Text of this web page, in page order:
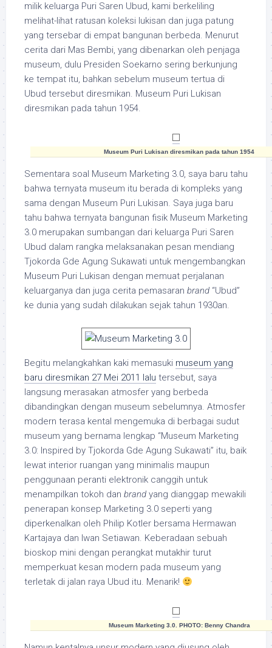
milik keluarga Puri Saren Ubud, kami berkeliling
melihat-lihat ratusan koleksi lukisan dan juga patung
yang tersebar di empat bangunan berbeda. Menurut
cerita dari Mas Bembi, yang dibenarkan oleh penjaga
museum, dulu Presiden Soekarno sering berkunjung
ke tempat itu, bahkan sebelum museum tertua di
Ubud tersebut diresmikan. Museum Puri Lukisan
diresmikan pada tahun 1954.
Museum Puri Lukisan diresmikan pada tahun 1954
Sementara soal Museum Marketing 3.0, saya baru tahu
bahwa ternyata museum itu berada di kompleks yang
sama dengan Museum Puri Lukisan. Saya juga baru
tahu bahwa ternyata bangunan fisik Museum Marketing
3.0 merupakan sumbangan dari keluarga Puri Saren
Ubud dalam rangka melaksanakan pesan mendiang
Tjokorda Gde Agung Sukawati untuk mengembangkan
Museum Puri Lukisan dengan memuat perjalanan
keluarganya dan juga cerita pemasaran brand “Ubud”
ke dunia yang sudah dilakukan sejak tahun 1930an.
Begitu melangkahkan kaki memasuki museum yang
baru diresmikan 27 Mei 2011 lalu tersebut, saya
langsung merasakan atmosfer yang berbeda
dibandingkan dengan museum sebelumnya. Atmosfer
modern terasa kental mengemuka di berbagai sudut
museum yang bernama lengkap “Museum Marketing
3.0: Inspired by Tjokorda Gde Agung Sukawati” itu, baik
lewat interior ruangan yang minimalis maupun
penggunaan peranti elektronik canggih untuk
menampilkan tokoh dan brand yang dianggap mewakili
penerapan konsep Marketing 3.0 seperti yang
diperkenalkan oleh Philip Kotler bersama Hermawan
Kartajaya dan Iwan Setiawan. Keberadaan sebuah
bioskop mini dengan perangkat mutakhir turut
memperkuat kesan modern pada museum yang
terletak di jalan raya Ubud itu. Menarik!
Museum Marketing 3.0. PHOTO: Benny Chandra